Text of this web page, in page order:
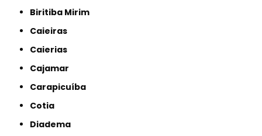
Biritiba Mirim
Caieiras
Caierias
Cajamar
Carapicuíba
Cotia
Diadema